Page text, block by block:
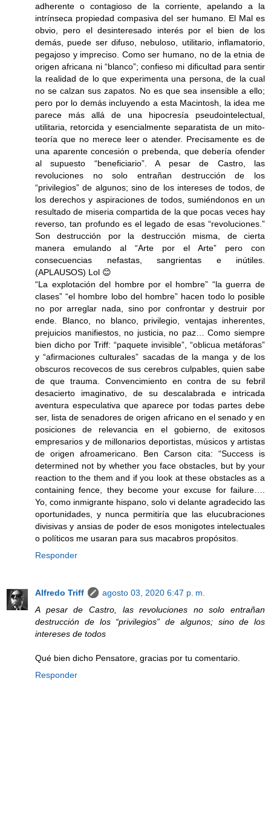
adherente o contagioso de la corriente, apelando a la
intrínseca propiedad compasiva del ser humano. El Mal es
obvio, pero el desinteresado interés por el bien de los
demás, puede ser difuso, nebuloso, utilitario, inflamatorio,
pegajoso y impreciso. Como ser humano, no de la etnia de
origen africana ni “blanco”; confieso mi dificultad para sentir
la realidad de lo que experimenta una persona, de la cual
no se calzan sus zapatos. No es que sea insensible a ello;
pero por lo demás incluyendo a esta Macintosh, la idea me
parece más allá de una hipocresía pseudointelectual,
utilitaria, retorcida y esencialmente separatista de un mito-
teoría que no merece leer o atender. Precisamente es de
una aparente concesión o prebenda, que debería ofender
al supuesto “beneficiario”. A pesar de Castro, las
revoluciones no solo entrañan destrucción de los
“privilegios” de algunos; sino de los intereses de todos, de
los derechos y aspiraciones de todos, sumiéndonos en un
resultado de miseria compartida de la que pocas veces hay
reverso, tan profundo es el legado de esas “revoluciones.”
Son destrucción por la destrucción misma, de cierta
manera emulando al “Arte por el Arte” pero con
consecuencias nefastas, sangrientas e inútiles.
(APLAUSOS) Lol 😊
“La explotación del hombre por el hombre” “la guerra de
clases” “el hombre lobo del hombre” hacen todo lo posible
no por arreglar nada, sino por confrontar y destruir por
ende. Blanco, no blanco, privilegio, ventajas inherentes,
prejuicios manifiestos, no justicia, no paz… Como siempre
bien dicho por Triff: “paquete invisible”, “oblicua metáforas”
y “afirmaciones culturales” sacadas de la manga y de los
obscuros recovecos de sus cerebros culpables, quien sabe
de que trauma. Convencimiento en contra de su febril
desacierto imaginativo, de su descalabrada e intricada
aventura especulativa que aparece por todas partes debe
ser, lista de senadores de origen africano en el senado y en
posiciones de relevancia en el gobierno, de exitosos
empresarios y de millonarios deportistas, músicos y artistas
de origen afroamericano. Ben Carson cita: “Success is
determined not by whether you face obstacles, but by your
reaction to the them and if you look at these obstacles as a
containing fence, they become your excuse for failure….
Yo, como inmigrante hispano, solo vi delante agradecido las
oportunidades, y nunca permitiría que las elucubraciones
divisivas y ansias de poder de esos monigotes intelectuales
o políticos me usaran para sus macabros propósitos.
Responder
Alfredo Triff
agosto 03, 2020 6:47 p. m.
A pesar de Castro, las revoluciones no solo entrañan
destrucción de los “privilegios” de algunos; sino de los
intereses de todos
Qué bien dicho Pensatore, gracias por tu comentario.
Responder